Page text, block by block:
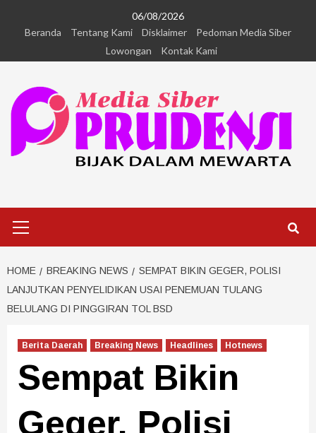
06/08/2026
Beranda
Tentang Kami Disklaimer
Pedoman Media Siber
Lowongan
Kontak Kami
HOME BREAKING NEWS
SEMPAT BIKIN GEGER, POLISI
LANJUTKAN PENYELIDIKAN USAI PENEMUAN TULANG
BELULANG DI PINGGIRAN TOL BSD
Berita Daerah Breaking News Headlines Hotnews
Sempat Bikin
Geger, Polisi